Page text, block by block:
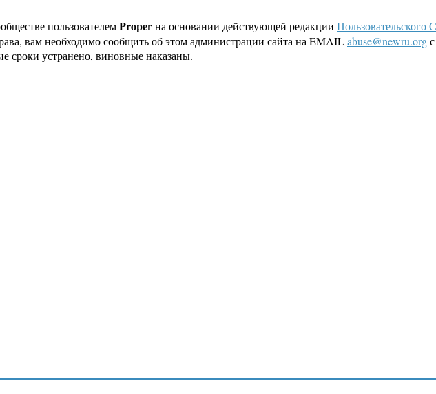
пользователемProperна основании действующей редакции Пользовательского
вам необходимо сообщить об этом администрации сайта на EMAILabuse@newru.org
сроки устранено, виновные наказаны.